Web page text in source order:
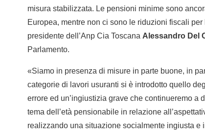
misura stabilizzata. Le pensioni minime sono
Europea, mentre non ci sono le riduzioni fiscali
presidente dell’Anp Cia Toscana Alessandro Del
Parlamento.
«Siamo in presenza di misure in parte buone, in
categorie di lavori usuranti si è introdotto quello
errore ed un’ingiustizia grave che continueremo a
tema dell’età pensionabile in relazione
realizzando una situazione socialmente ingiusta e